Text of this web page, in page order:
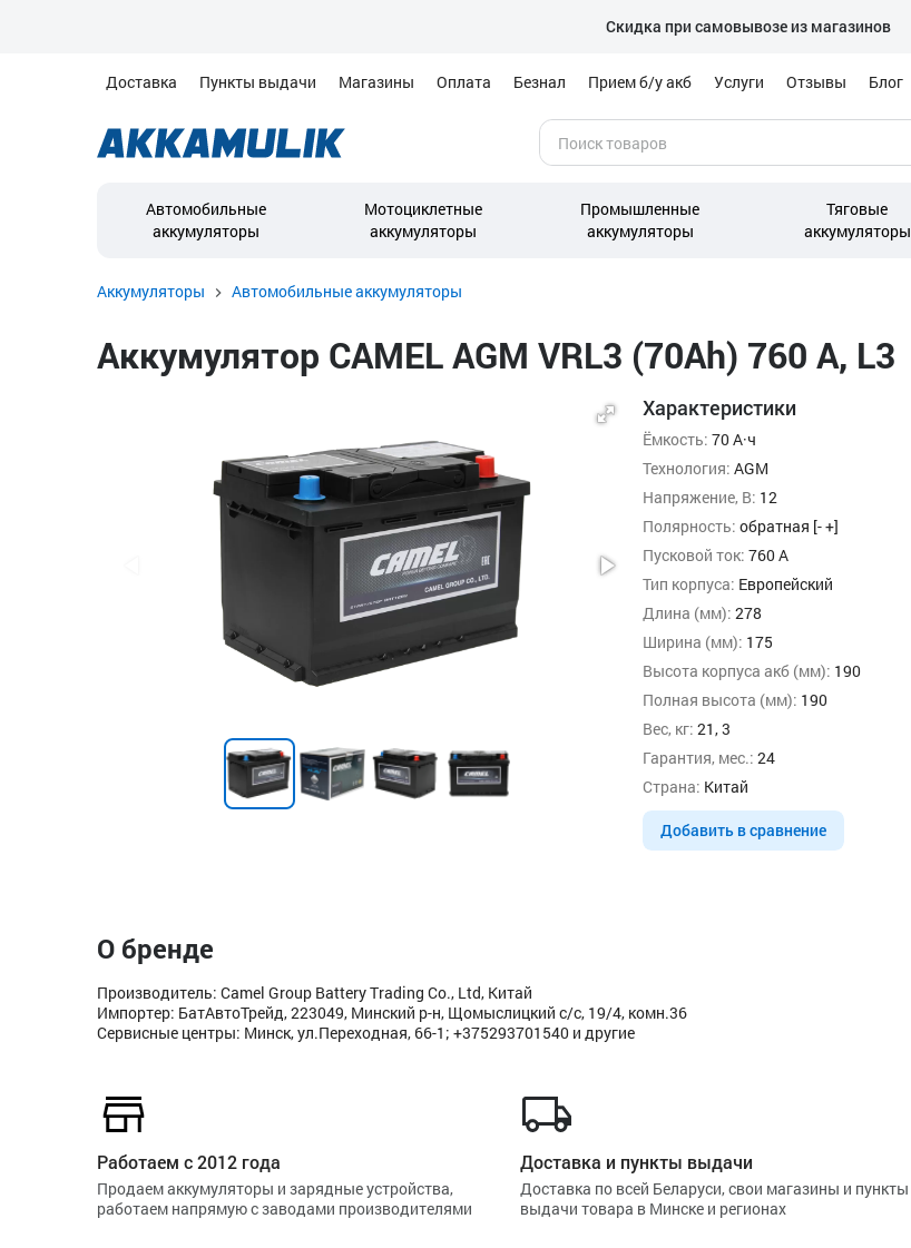
Скидка при самовывозе из магазинов
Доставка Пункты выдачи Магазины Оплата Безнал Прием б/у акб Услуги Отзывы Блог
Автомобильные
аккумуляторы
Мотоциклетные
аккумуляторы
Промышленные
аккумуляторы
Тяговые
аккумуляторы
Аккумуляторы Автомобильные аккумуляторы
Аккумулятор CAMEL AGM VRL3 (70Ah) 760 А, L3
Характеристики
Ёмкость: 70 А·ч
Технология: AGM
Напряжение, В: 12
Полярность: обратная [- +]
Пусковой ток: 760 А
Тип корпуса: Европейский
Длина (мм): 278
Ширина (мм): 175
Высота корпуса акб (мм): 190
Полная высота (мм): 190
Вес, кг: 21, 3
Гарантия, мес.: 24
Страна: Китай
Добавить в сравнение
О бренде
Производитель: Camel Group Battery Trading Co., Ltd, Китай
Импортер: БатАвтоТрейд, 223049, Минский р-н, Щомыслицкий с/с, 19/4, комн.36
Сервисные центры: Минск, ул.Переходная, 66-1; +375293701540 и другие
Работаем с 2012 года
Продаем аккумуляторы и зарядные устройства,
работаем напрямую с заводами производителями
Доставка и пункты выдачи
Доставка по всей Беларуси, свои магазины и пункты
выдачи товара в Минске и регионах